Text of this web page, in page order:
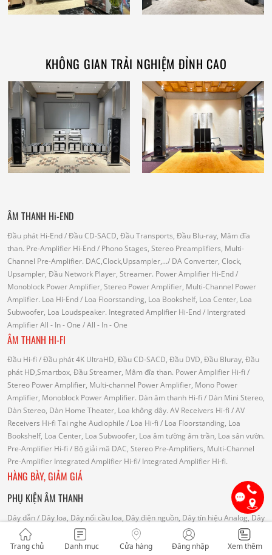
KHÔNG GIAN TRẢI NGHIỆM ĐỈNH CAO
ÂM THANH Hi-END
Đầu phát Hi-End/ Đầu CD-SACD, Đầu Transports, Đầu Blu-ray, Mâm đĩa
than. Pre-Amplifier Hi-End/ Phono Stages, Stereo Preamplifiers, Multi-
Channel Pre-Amplifier. DAC,Clock,Upsampler,.../ DA Converter, Clock,
Upsampler, Đầu Network Player, Streamer. Power Amplifier Hi-End/
Monoblock Power Amplifier, Stereo Power Amplifier, Multi-Channel Power
Amplifier. Loa Hi-End/ Loa Floorstanding, Loa Bookshelf, Loa Center, Loa
Subwoofer, Loa Loudspeaker. Integrated Amplifier Hi-End/ Intergrated
AmplifierAll - In - One / All - In - One
ÂM THANH HI-FI
Đầu Hi-fi / Đầu phát 4K UltraHD, Đầu CD-SACD, Đầu DVD, Đầu Bluray, Đầu
phát HD,Smartbox, Đầu Streamer, Mâm đĩa than. Power Amplifier Hi-fi /
Stereo Power Amplifier, Multi-channel Power Amplifier, Mono Power
Amplifier, Monoblock Power Amplifier. Dàn âm thanh Hi-fi / Dàn Mini Stereo,
Dàn Stereo, Dàn Home Theater, Loa không dây. AV Receivers Hi-fi / AV
Receivers Hi-fi Tai nghe Audiophile / Loa Hi-fi / Loa Floorstanding, Loa
Bookshelf, Loa Center, Loa Subwoofer, Loa âm tường âm trần, Loa sân vườn.
Pre-Amplifier Hi-fi / Bộ giải mã DAC, Stereo Pre-Amplifiers, Multi-Channel
Pre-Amplifier Integrated Amplifier Hi-fi/ Integrated Amplifier Hi-fi.
HÀNG BÀY, GIẢM GIÁ
PHỤ KIỆN ÂM THANH
Dây dẫn/ Dây loa, Dây nối cầu loa, Dây điện nguồn, Dây tín hiệu Analog, Dây
tín hiệu Digital, Dây tín hiệu HDMI, Dây tín hiệu USB, Dây tín hiệu Phono.
kiện nâng cấp
/ Lọc điện, Ổ cắm điện, Phụ kiện nguồn điện, Phụ kiện tín hiệu,
Trang chủ Danh mục Cửa hàng Đăng nhập Xem thêm